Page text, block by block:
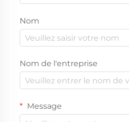
Nom
Nom de l'entreprise
Message